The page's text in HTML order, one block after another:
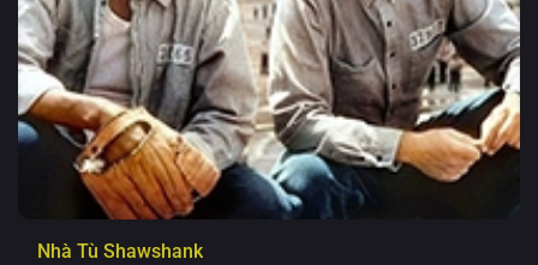
Nhà Tù Shawshank